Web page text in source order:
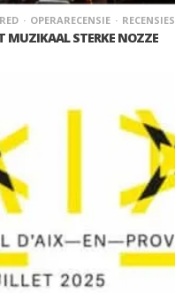
OPERARECENSIE RECENSIES
MUZIKAAL STERKE NOZZE